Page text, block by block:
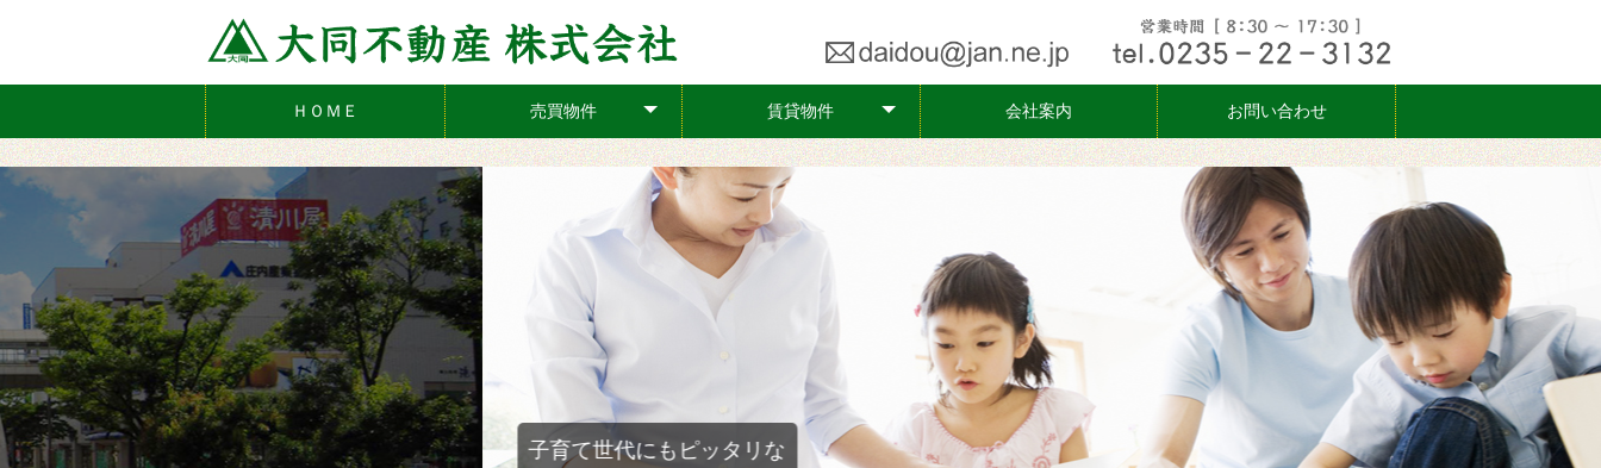
ＨＯＭＥ 売買物件 賃貸物件 会社案内 お問い合わせ
子育て世代にもピッタリな
ふたりの新生活を